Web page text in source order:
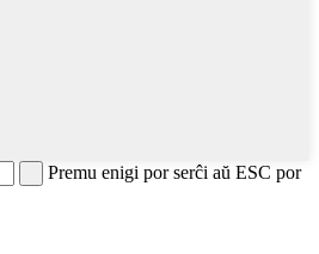
Premu enigi por serĉi aŭ ESC por